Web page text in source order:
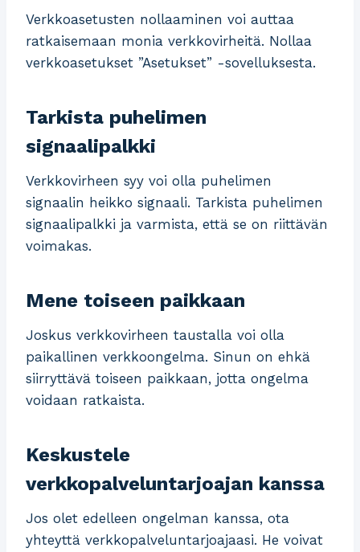
Verkkoasetusten nollaaminen voi auttaa
ratkaisemaan monia verkkovirheitä. Nollaa
verkkoasetukset ”Asetukset” -sovelluksesta.
Tarkista puhelimen
signaalipalkki
Verkkovirheen syy voi olla puhelimen
signaalin heikko signaali. Tarkista puhelimen
signaalipalkki ja varmista, että se on riittävän
voimakas.
Mene toiseen paikkaan
Joskus verkkovirheen taustalla voi olla
paikallinen verkkoongelma. Sinun on ehkä
siirryttävä toiseen paikkaan, jotta ongelma
voidaan ratkaista.
Keskustele
verkkopalveluntarjoajan kanssa
Jos olet edelleen ongelman kanssa, ota
yhteyttä verkkopalveluntarjoajaasi. He voivat